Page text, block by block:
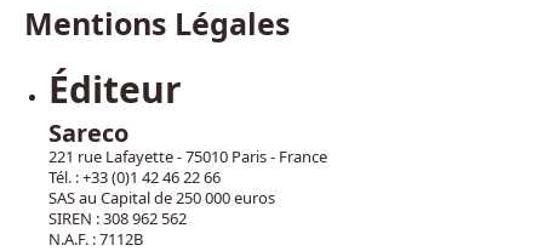
Mentions Légales
Éditeur
Sareco
221 rue Lafayette - 75010 Paris - France
Tél. : +33 (0)1 42 46 22 66
SAS au Capital de 250 000 euros
SIREN : 308 962 562
N.A.F. : 7112B